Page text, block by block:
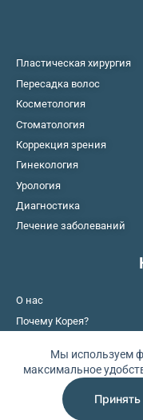
Мы используем
максимальное
Принять
Пластическая хирургия
Пересадка волос
Косметология
Стоматология
Коррекция зрения
Гинекология
Урология
Диагностика
Лечение заболеваний
О нас
Почему Корея?
365 Plastics